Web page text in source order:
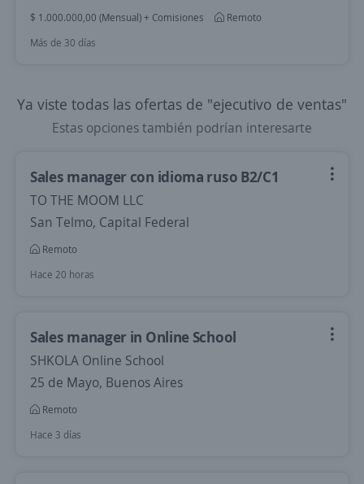
$ 1.000.000,00 (Mensual) + Comisiones
Remoto
Más de 30 días
Ya viste todas las ofertas de "ejecutivo de ventas"
Estas opciones también podrían interesarte
Sales manager con idioma ruso B2/C1
TO THE MOOM LLC
San Telmo, Capital Federal
Remoto
Hace 20 horas
Sales manager in Online School
SHKOLA Online School
25 de Mayo, Buenos Aires
Remoto
Hace 3 días